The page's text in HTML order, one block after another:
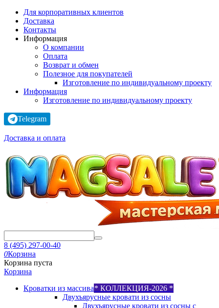
Для корпоративных клиентов
Доставка
Контакты
Информация
О компании
Оплата
Возврат и обмен
Полезное для покупателей
Изготовление по индивидуальному проекту
Информация
Изготовление по индивидуальному проекту
Telegram
Доставка и оплата
8 (495) 297-00-40
0Корзина
Корзина пуста
Корзина
Кроватки из массива* КОЛЛЕКЦИЯ-2026 *
Двухъярусные кровати из сосны
Двухъярусные кровати из сосны с